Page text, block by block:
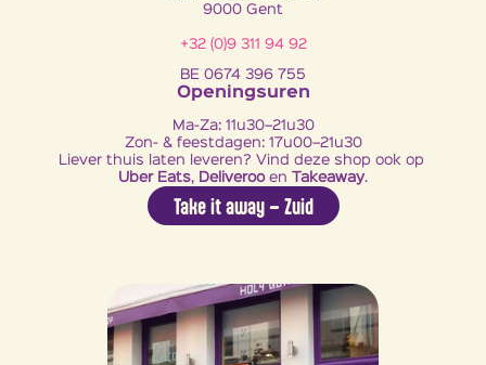
9000 Gent
+32 (0)9 311 94 92
BE 0674 396 755
Openingsuren
Ma-Za: 11u30–21u30
Zon- & feestdagen: 17u00–21u30
Take it away – Zuid
Uber Eats, Deliveroo en Takeaway.